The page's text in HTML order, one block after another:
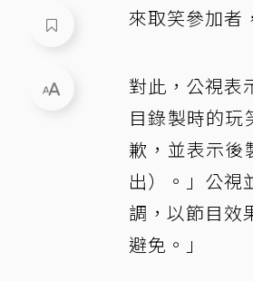
來取笑參加者
對此，公視表
目錄製時的
歉，並表示後
出）。」公視
調，以節目效
避免。」